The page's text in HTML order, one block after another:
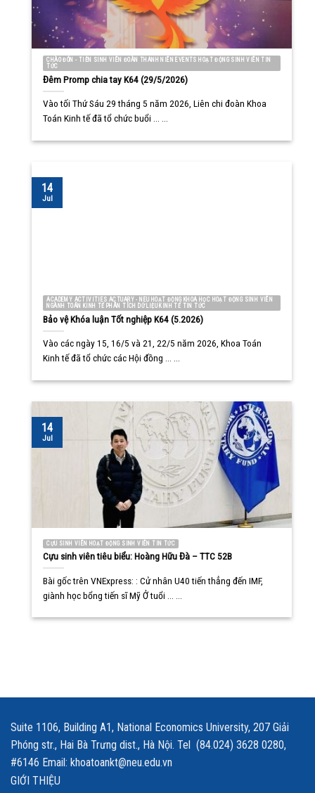
CHÀO ĐÓN - TIỄN SINH VIÊN ĐOÀN THANH NIÊN EVENTS HOẠT ĐỘNG SINH VIÊN TIN
TỨC
Đêm Promp chia tay K64 (29/5/2026)
Vào tối Thứ Sáu 29 tháng 5 năm 2026, Liên chi đoàn Khoa
Toán Kinh tế đã tổ chức buổi ... ...
ACADEMY ACTIVITIES ACTUARY - NEU HOẠT ĐỘNG KHOA HỌC HOẠT ĐỘNG SINH VIÊN
NGÀNH TOÁN KINH TẾ PHÂN TÍCH DỮ LIỆU KINH TẾ TIN TỨC
Bảo vệ Khóa luận Tốt nghiệp K64 (5.2026)
Vào các ngày 15, 16/5 và 21, 22/5 năm 2026, Khoa Toán
Kinh tế đã tổ chức các Hội đồng ... ...
14
Jul
CỰU SINH VIÊN HOẠT ĐỘNG SINH VIÊN TIN TỨC
Cựu sinh viên tiêu biểu: Hoàng Hữu Đà – TTC 52B
Bài gốc trên VNExpress: : Cử nhân U40 tiến thẳng đến IMF,
giành học bổng tiến sĩ Mỹ Ở tuổi ... ...
14
Jul
Suite 1106, Building A1, National Economics University, 207 Giải
Phóng str., Hai Bà Trưng dist., Hà Nội. Tel (84.024) 3628 0280,
#6146 Email: khoatoankt@neu.edu.vn
GIỚI THIỆU